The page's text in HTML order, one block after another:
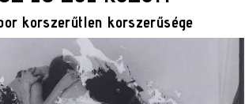
korszerűtlen korszerűsége